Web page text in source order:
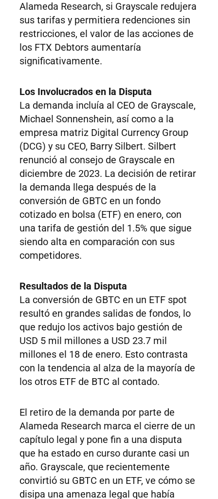
Alameda Research, si Grayscale redujera
sus tarifas y permitiera redenciones sin
restricciones, el valor de las acciones de
los FTX Debtors aumentaría
significativamente.
Los Involucrados en la Disputa
La demanda incluía al CEO de Grayscale,
Michael Sonnenshein, así como a la
empresa matriz Digital Currency Group
(DCG) y su CEO, Barry Silbert. Silbert
renunció al consejo de Grayscale en
diciembre de 2023. La decisión de retirar
la demanda llega después de la
conversión de GBTC en un fondo
cotizado en bolsa (ETF) en enero, con
una tarifa de gestión del 1.5% que sigue
siendo alta en comparación con sus
competidores.
Resultados de la Disputa
La conversión de GBTC en un ETF spot
resultó en grandes salidas de fondos, lo
que redujo los activos bajo gestión de
USD 5 mil millones a USD 23.7 mil
millones el 18 de enero. Esto contrasta
con la tendencia al alza de la mayoría de
los otros ETF de BTC al contado.
El retiro de la demanda por parte de
Alameda Research marca el cierre de un
capítulo legal y pone fin a una disputa
que ha estado en curso durante casi un
año. Grayscale, que recientemente
convirtió su GBTC en un ETF, ve cómo se
disipa una amenaza legal que había